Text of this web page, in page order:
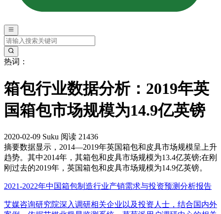
热词：
箱包行业数据分析：2019年英
国箱包市场规模为14.9亿英镑
2020-02-09 Suku 阅读 21436
摘要数据显示，2014—2019年英国箱包和皮具市场规模呈上升
趋势。其中2014年，其箱包和皮具市场规模为13.4亿英镑;在刚
刚过去的2019年，英国箱包和皮具市场规模为14.9亿英镑。
2021-2022年中国箱包制造行业产销需求与投资预测分析报告
艾媒咨询研究院深入调研相关企业以及投资人士，结合国内外